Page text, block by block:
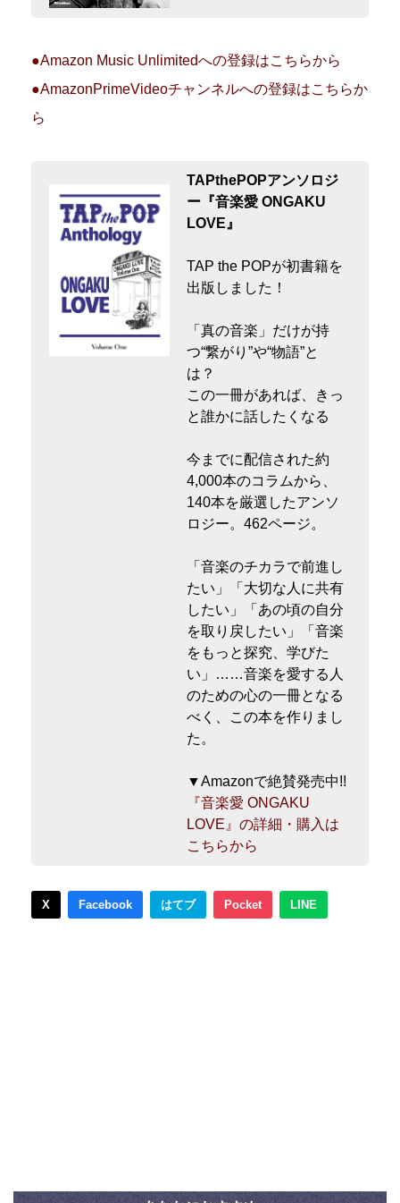
●Amazon Music Unlimitedへの登録はこちらから
●AmazonPrimeVideoチャンネルへの登録はこちらか
ら
TAPthePOPアンソロジ
ー『音楽愛 ONGAKU
LOVE』
TAP the POPが初書籍を
出版しました！
「真の音楽」だけが持
つ“繋がり”や“物語”と
は？
この一冊があれば、きっ
と誰かに話したくなる
今までに配信された約
4,000本のコラムから、
140本を厳選したアンソ
ロジー。462ページ。
「音楽のチカラで前進し
たい」「大切な人に共有
したい」「あの頃の自分
を取り戻したい」「音楽
をもっと探究、学びた
い」……音楽を愛する人
のための心の一冊となる
べく、この本を作りまし
た。
▼Amazonで絶賛発売中!!
『音楽愛 ONGAKU
LOVE』の詳細・購入は
こちらから
X Facebook はてブ Pocket LINE